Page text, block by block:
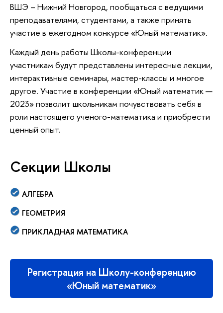
ШЭ – Нижний Новгород, пообщаться с ведущими
преподавателями, студентами, а также принять
участие в ежегодном конкурсе «Юный математик».
Каждый день работы Школы-конференции
участникам будут представлены интересные лекции,
интерактивные семинары, мастер-классы и многое
другое. Участие в конференции «Юный математик —
2023» позволит школьникам почувствовать себя
роли настоящего ученого-математика и приобрести
ценный опыт.
Секции Школы
АЛГЕБРА
ГЕОМЕТРИЯ
ПРИКЛАДНАЯ МАТЕМАТИКА
Регистрация на Школу-конференцию
«Юный математик»